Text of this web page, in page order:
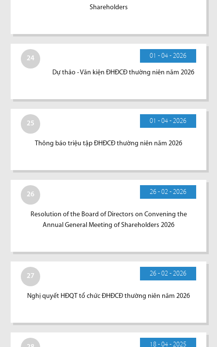
Shareholders
24 01 - 04 - 2026
Dự thảo - Văn kiện ĐHĐCĐ thường niên năm 2026
25 01 - 04 - 2026
Thông báo triệu tập ĐHĐCĐ thường niên năm 2026
26 26 - 02 - 2026
Resolution of the Board of Directors on Convening the
Annual General Meeting of Shareholders 2026
27 26 - 02 - 2026
Nghị quyết HĐQT tổ chức ĐHĐCĐ thường niên năm 2026
18 - 04 - 2025